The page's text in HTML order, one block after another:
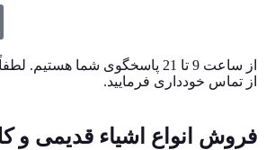
از ساعت 9 تا 21 پاسخگوی شما
از تماس خودداری فرمایید.
فروش انواع اشیاء قدیمی و